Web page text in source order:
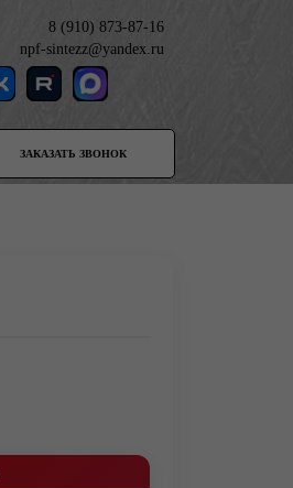
8 (910) 873-87-16
npf-sintezz@yandex.ru
ЗАКАЗАТЬ ЗВОНОК